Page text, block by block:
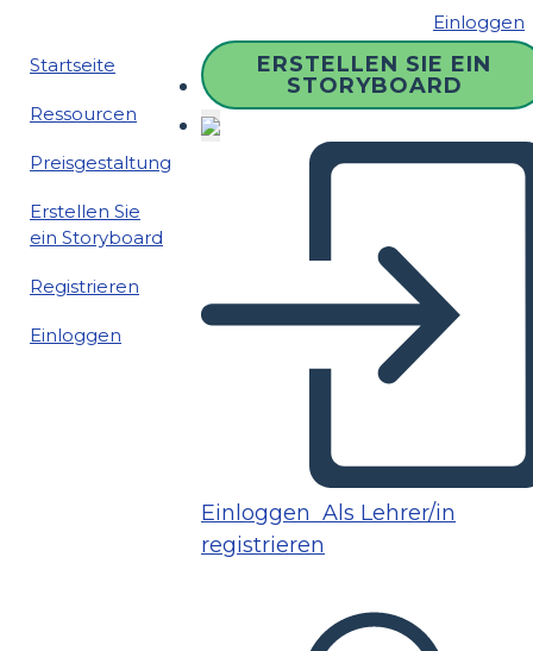
Einloggen
Startseite
Ressourcen
Preisgestaltung
Erstellen Sie
ein Storyboard
Registrieren
Einloggen
ERSTELLEN SIE EIN
STORYBOARD
Einloggen Als Lehrer/in
registrieren